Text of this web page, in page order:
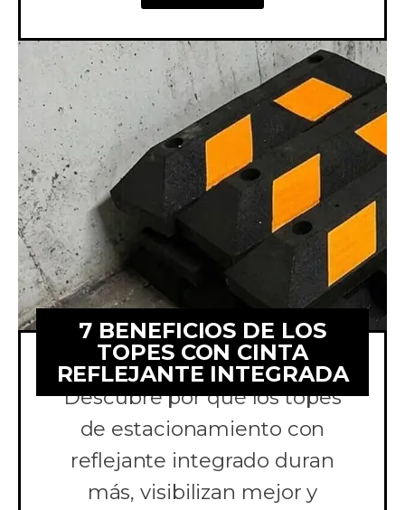
7 BENEFICIOS DE LOS
TOPES CON CINTA
REFLEJANTE INTEGRADA
Descubre por qué los topes
de estacionamiento con
reflejante integrado duran
más, visibilizan mejor y